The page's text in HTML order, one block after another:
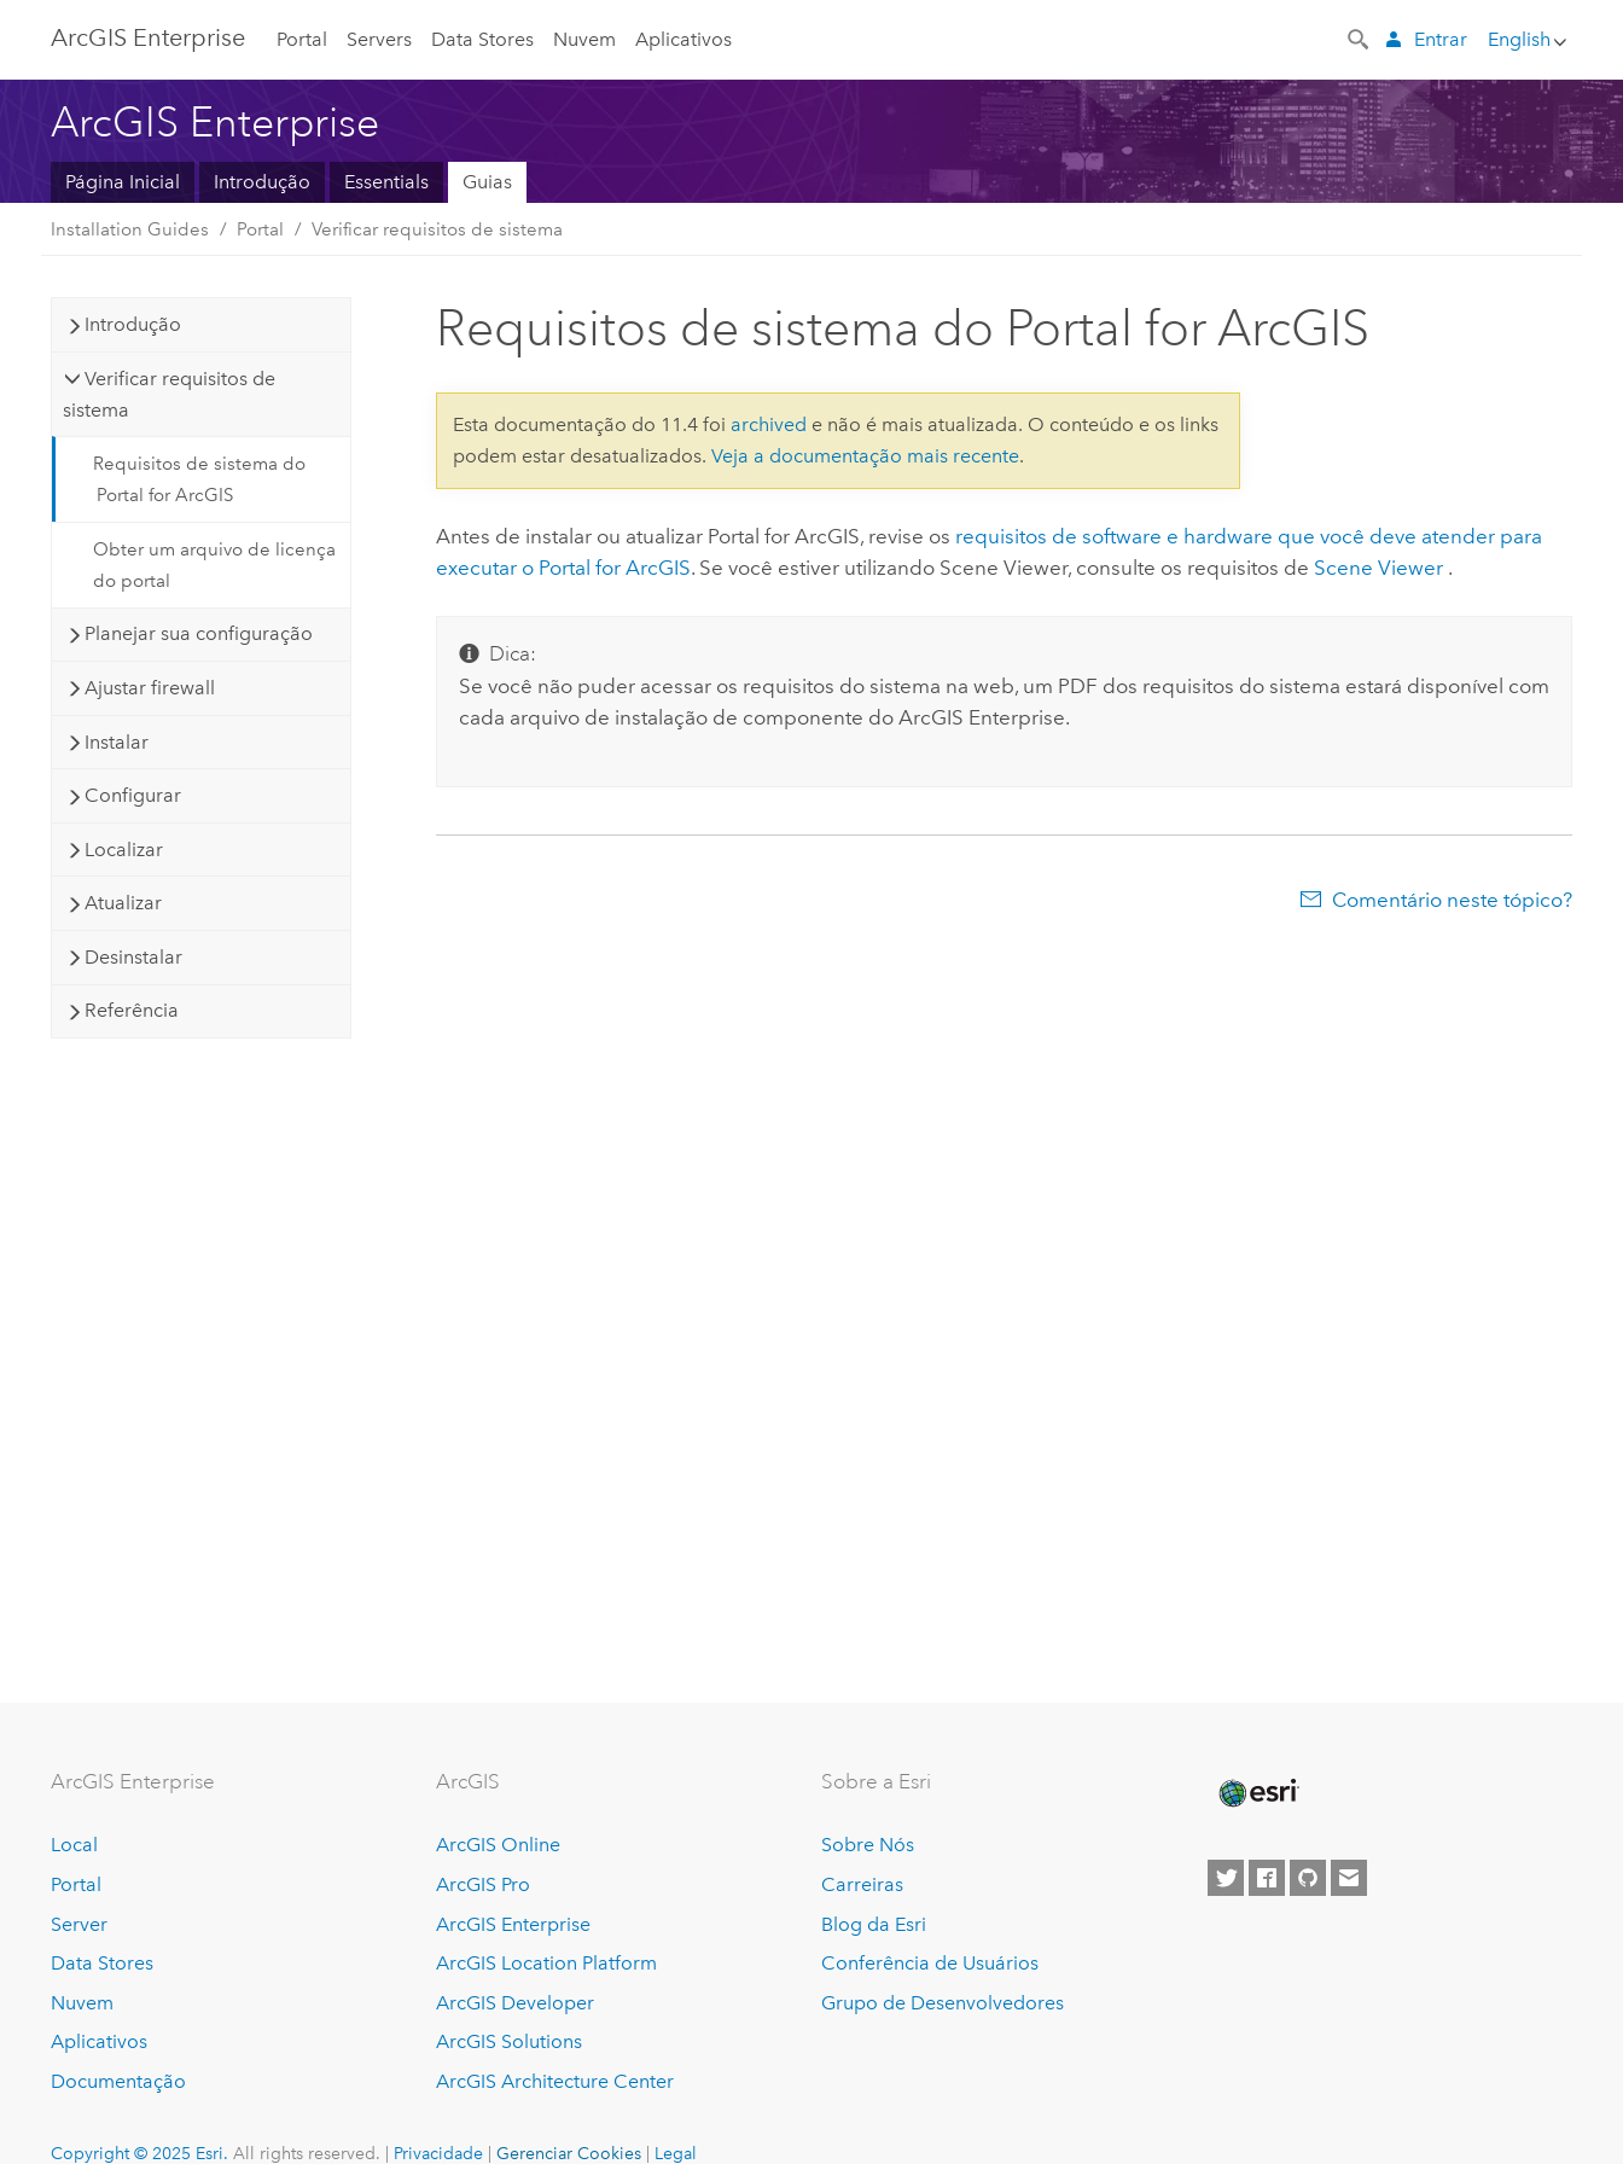
ArcGIS Enterprise Portal Servers Data Stores Nuvem Aplicativos English
Entrar
ArcGIS Enterprise
Página Inicial Introdução Essentials Guias
Installation Guides Portal Verificar requisitos de sistema
Introdução
Verificar requisitos de
sistema
Requisitos de sistema do
Portal for ArcGIS
Obter um arquivo de licença
do portal
Planejar sua configuração
Ajustar firewall
Instalar
Configurar
Localizar
Atualizar
Desinstalar
Referência
Requisitos de sistema do Portal for ArcGIS
Esta documentação do 11.4 foi archived e não é mais atualizada. O conteúdo e os links
podem estar desatualizados.Veja a documentação mais recente.
Antes de instalar ou atualizar Portal for ArcGIS, revise os requisitos de software e hardware que você deve atender para
executar o Portal for ArcGIS. Se você estiver utilizando Scene Viewer, consulte os requisitos de Scene Viewer .
Dica:
Se você não puder acessar os requisitos do sistema na web, um PDF dos requisitos do sistema estará disponível com
cada arquivo de instalação de componente do ArcGIS Enterprise.
Comentário neste tópico?
ArcGIS Enterprise
Local
Portal
Server
Data Stores
Nuvem
Aplicativos
Documentação
ArcGIS
ArcGIS Online
ArcGIS Pro
ArcGIS Enterprise
ArcGIS Location Platform
ArcGIS Developer
ArcGIS Solutions
ArcGIS Architecture Center
Sobre a Esri
Sobre Nós
Carreiras
Blog da Esri
Conferência de Usuários
Grupo de Desenvolvedores
Copyright © 2025 Esri. All rights reserved. | Privacidade |Gerenciar Cookies Legal